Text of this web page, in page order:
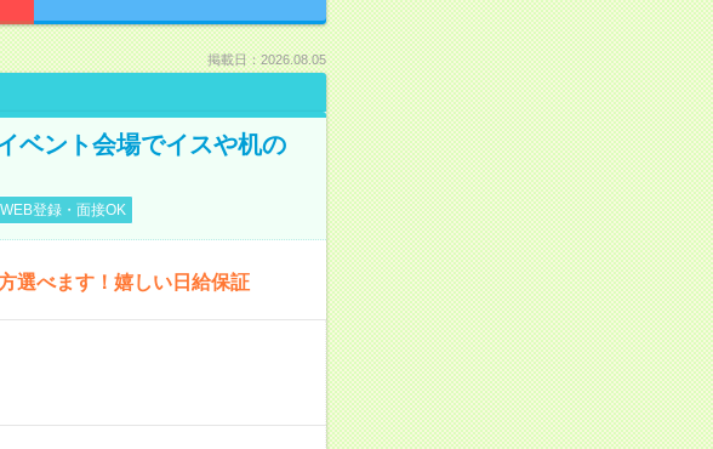
掲載日：2026.08.05
ベント会場でイスや机の
WEB登録・面接OK
選べます！嬉しい日給保証